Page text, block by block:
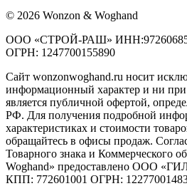
© 2026 Wonzon & Woghand
ООО «СТРОЙ-РАШ»
ОГРН: 1247700155890
Сайт wonzonwoghand.ru носит
информационный характер и ни при
является публичной офертой,
РФ. Для получения подробной
характеристиках и стоимости
обращайтесь в офисы продаж.
Товарного знака и Коммерческого
Woghand» предоставлено OOO
КПП: 772601001 ОГРН: